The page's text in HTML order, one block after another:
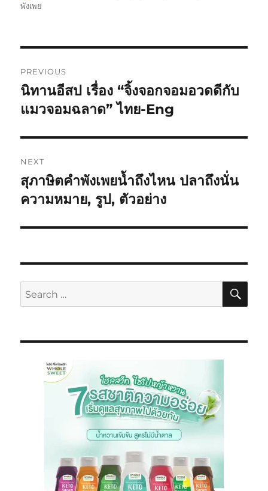
พังเพย
PREVIOUS
นิทานอีสป เรื่อง “จิ้งจอกจอมอวดดีกับ
แมวจอมฉลาด” ไทย-Eng
NEXT
สุภาษิตคำพังเพยน้ำถึงไหน ปลาถึงนั่น
ความหมาย, รูป, ตัวอย่าง